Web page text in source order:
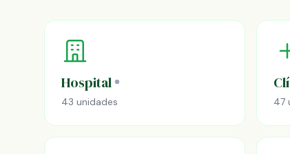
Hospital
43 unidades 47